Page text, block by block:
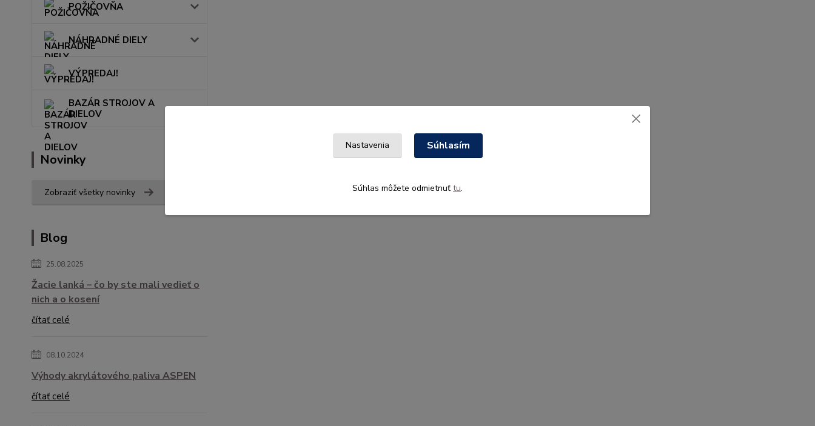
POŽIČOVŇA
NÁHRADNÉ DIELY
VÝPREDAJ!
BAZÁR STROJOV A
DIELOV
Novinky
Zobraziť všetky novinky
Blog
25.08.2025
Žacie lanká – čo by ste mali vedieť o
nich a o kosení
čítať celé
08.10.2024
Výhody akrylátového paliva ASPEN
čítať celé
Nastavenia Súhlasím
Súhlas môžete odmietnuť tu.